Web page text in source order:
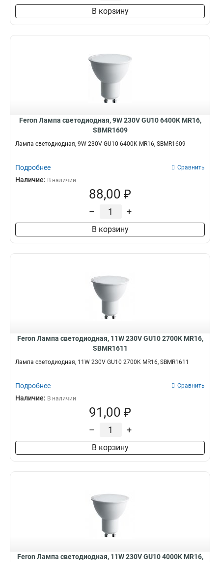
В корзину
Feron Лампа светодиодная, 9W 230V GU10 6400K MR16,
SBMR1609
Лампа светодиодная, 9W 230V GU10 6400K MR16, SBMR1609
Подробнее Сравнить
Наличие: В наличии
88,00 ₽
– +
В корзину
Feron Лампа светодиодная, 11W 230V GU10 2700K MR16,
SBMR1611
Лампа светодиодная, 11W 230V GU10 2700K MR16, SBMR1611
Подробнее Сравнить
Наличие: В наличии
91,00 ₽
– +
В корзину
Feron Лампа светодиодная, 11W 230V GU10 4000K MR16,